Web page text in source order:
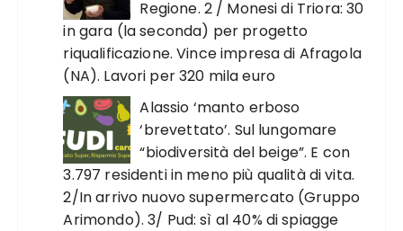
Regione. 2 / Monesi di Triora: 30
in gara (la seconda) per progetto
riqualificazione. Vince impresa di Afragola
(NA). Lavori per 320 mila euro
Alassio ‘manto erboso
‘brevettato’. Sul lungomare
“biodiversità del beige”. E con
3.797 residenti in meno più qualità di vita.
2/In arrivo nuovo supermercato (Gruppo
Arimondo). 3/ Pud: sì al 40% di spiagge